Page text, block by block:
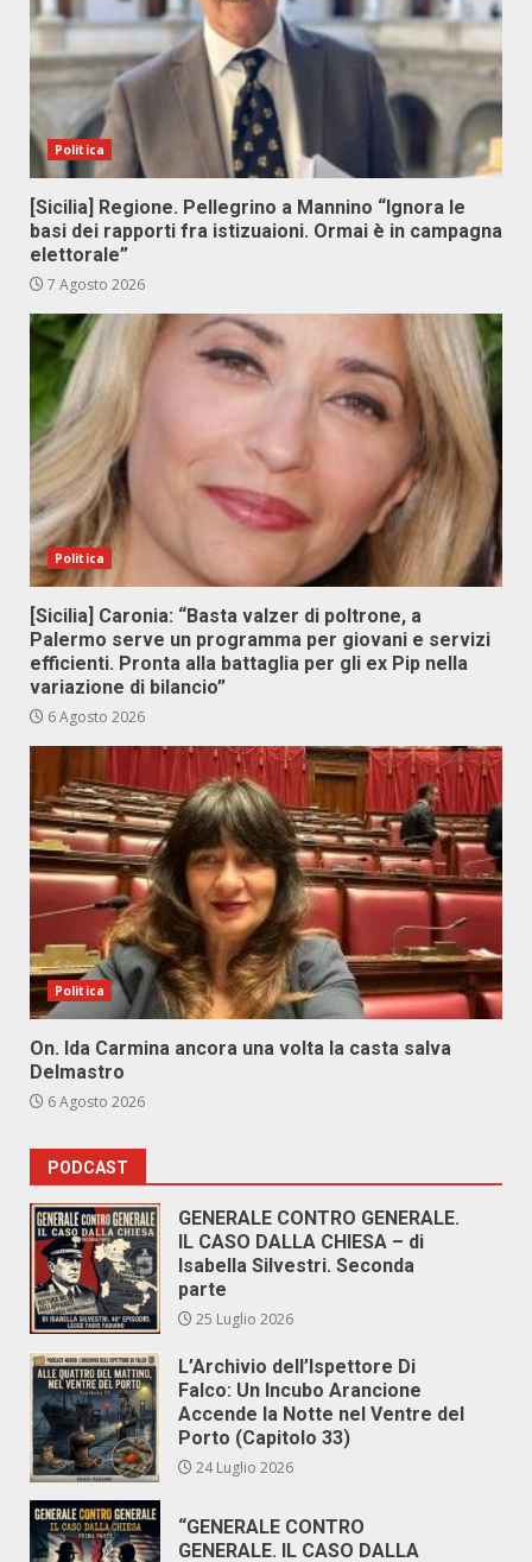
Politica
[Sicilia] Regione. Pellegrino a Mannino “Ignora le
basi dei rapporti fra istizuaioni. Ormai è in campagna
elettorale”
7 Agosto 2026
Politica
[Sicilia] Caronia: “Basta valzer di poltrone, a
Palermo serve un programma per giovani e servizi
efficienti. Pronta alla battaglia per gli ex Pip nella
variazione di bilancio”
6 Agosto 2026
Politica
On. Ida Carmina ancora una volta la casta salva
Delmastro
6 Agosto 2026
PODCAST
GENERALE CONTRO GENERALE.
IL CASO DALLA CHIESA – di
Isabella Silvestri. Seconda
parte
25 Luglio 2026
L’Archivio dell’Ispettore Di
Falco: Un Incubo Arancione
Accende la Notte nel Ventre del
Porto (Capitolo 33)
24 Luglio 2026
“GENERALE CONTRO
GENERALE. IL CASO DALLA